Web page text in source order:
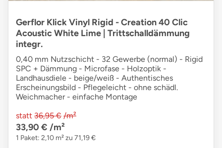
Gerflor Klick Vinyl Rigid - Creation 40 Clic
Acoustic White Lime | Trittschalldämmung
integr.
0,40 mm Nutzschicht - 32 Gewerbe (normal) - Rigid
SPC + Dämmung - Microfase - Holzoptik -
Landhausdiele - beige/weiß - Authentisches
Erscheinungsbild - Pflegeleicht - ohne schädl.
Weichmacher - einfache Montage
statt 36,95 € /m²
33,90 € /m²
1 Paket: 2,10 m² zu 71,19 €